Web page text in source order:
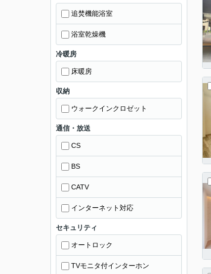
追焚機能浴室
浴室乾燥機
冷暖房
床暖房
収納
ウォークインクロゼット
通信・放送
CS
BS
CATV
インターネット対応
セキュリティ
オートロック
TVモニタ付インターホン